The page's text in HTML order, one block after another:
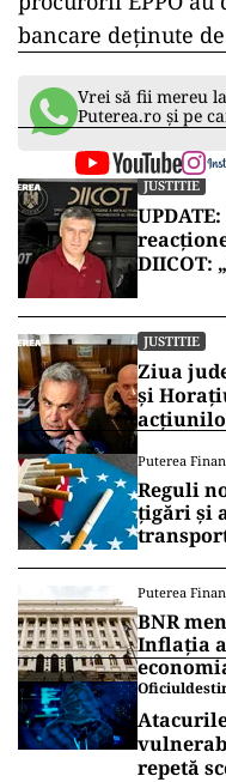
bancare deținute
Vrei să fii mereu
Puterea.ro și pe
JUSTITIE
DIICOT:
JUSTITIE
Ziua
și
de la
Puterea
Reguli
țigări și
Puterea
BNR
Inflația
repetă